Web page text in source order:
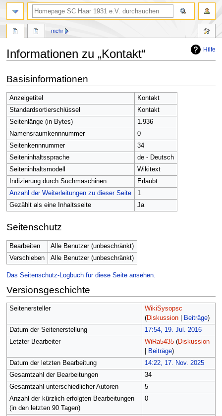
Hilfe
Informationen zu „Kontakt“
Navigation
springen
Suche
springen
Basisinformationen
Anzeigetitel
Kontakt
Standardsortierschlüssel
Kontakt
Seitenlänge (in Bytes)
1.936
Namensraumkennnummer
0
Seitenkennnummer
34
Seiteninhaltssprache
de - Deutsch
Seiteninhaltsmodell
Wikitext
Indizierung durch Suchmaschinen
Erlaubt
Anzahl der Weiterleitungen zu dieser Seite
1
Gezählt als eine Inhaltsseite
Ja
Seitenschutz
Bearbeiten
Alle Benutzer (unbeschränkt)
Verschieben
Alle Benutzer (unbeschränkt)
Das Seitenschutz-Logbuch für diese Seite ansehen.
Versionsgeschichte
Seitenersteller
WikiSysopsc
(Diskussion| Beiträge)
Datum der Seitenerstellung
17:54, 19. Jul. 2016
Letzter Bearbeiter
WiRa5435 (Diskussion
Beiträge)
Datum der letzten Bearbeitung
14:22, 17. Nov. 2025
Gesamtzahl der Bearbeitungen
34
Gesamtzahl unterschiedlicher Autoren
5
Anzahl der kürzlich erfolgten Bearbeitungen
(in den letzten 90 Tagen)
0
mehr
Suche